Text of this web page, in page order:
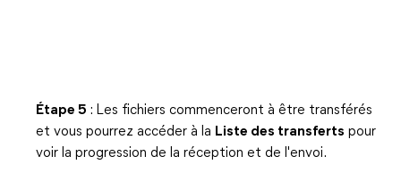
Étape 5 : Les fichiers commenceront à être transférés
et vous pourrez accéder à la Liste des transferts pour
voir la progression de la réception et de l'envoi.